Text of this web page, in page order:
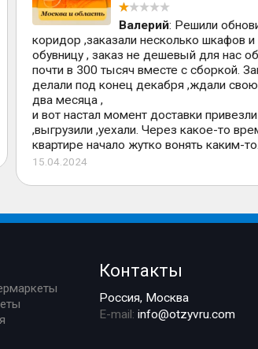
Валерий: Решили
коридор ,заказали несколько шкафов и
обувницу , заказ не дешевый для нас
почти в 300 тысяч вместе с сборкой.
делали под конец декабря ,ждали
два месяца ,
и вот настал момент доставки привезли
,выгрузили ,уехали. Через какое-то
квартире начало жутко вонять каким-
15.04.2024
Контакты
Россия, Москва
E-mail:info@otzyvru.com